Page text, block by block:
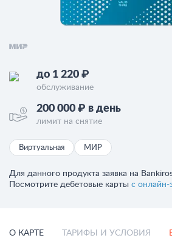
до 1 220 ₽
обслуживание
200 000 ₽ в день
лимит на снятие
Виртуальная МИР
Для данного продукта заявка на
Посмотрите дебетовые карты с онлайн-
О КАРТЕ ТАРИФЫ И УСЛОВИЯ